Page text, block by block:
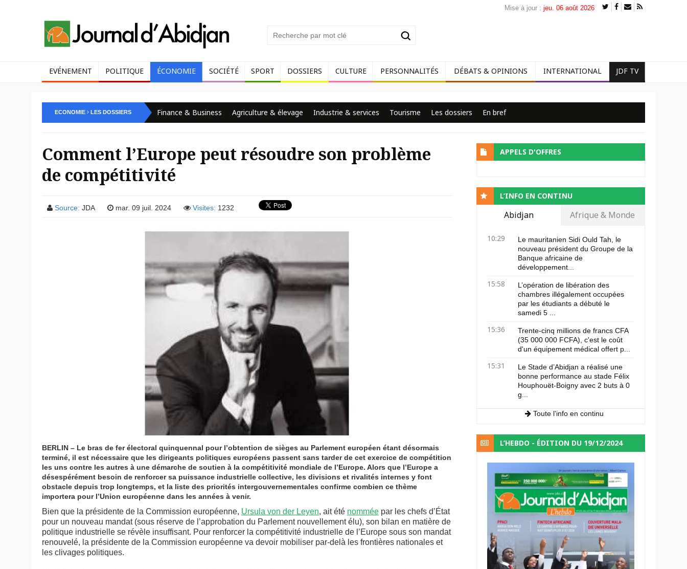
Mise à jour : jeu. 06 août 2026
EVÉNEMENT POLITIQUE ÉCONOMIE SOCIÉTÉ SPORT DOSSIERS CULTURE PERSONNALITÉS DÉBATS & OPINIONS INTERNATIONAL JDF TV
ECONOMIE LES DOSSIERS Finance & Business Agriculture & élevage Industrie & services Tourisme Les dossiers En bref
Comment l’Europe peut résoudre son problème
de compétitivité
Source: JDA mar. 09 juil. 2024 Visites: 1232
BERLIN – Le bras de fer électoral quinquennal pour l’obtention de sièges au Parlement européen étant désormais
terminé, il est nécessaire que les dirigeants politiques européens passent sans tarder de cet exercice de compétition
les uns contre les autres à une démarche de soutien à la compétitivité mondiale de l’Europe. Alors que l’Europe a
désespérément besoin de renforcer sa puissance industrielle collective, les divisions et rivalités internes y font
obstacle depuis trop longtemps, et la liste des priorités intergouvernementales confirme combien ce thème
importera pour l’Union européenne dans les années à venir.
Bien que la présidente de la Commission européenne, Ursula von der Leyen, ait été nommée par les chefs d’État
pour un nouveau mandat (sous réserve de l’approbation du Parlement nouvellement élu), son bilan en matière de
politique industrielle se révèle insuffisant. Pour renforcer la compétitivité industrielle de l’Europe sous son mandat
renouvelé, la présidente de la Commission européenne va devoir mobiliser par-delà les frontières nationales et
les clivages politiques.
APPELS D'OFFRES
L’INFO EN CONTINU
Abidjan Afrique & Monde
10:29
Le mauritanien Sidi Ould Tah, le
nouveau président du Groupe de la
Banque africaine de
développement...
15:58
L’opération de libération des
chambres illégalement occupées
par les étudiants a débuté le
samedi 5 ...
15:36
Trente-cinq millions de francs CFA
(35 000 000 FCFA), c'est le coût
d'un équipement médical offert p...
15:31
Le Stade d’Abidjan a réalisé une
bonne performance au stade Félix
Houphouët-Boigny avec 2 buts à 0
g...
Toute l'info en continu
L’HEBDO - ÉDITION DU 19/12/2024